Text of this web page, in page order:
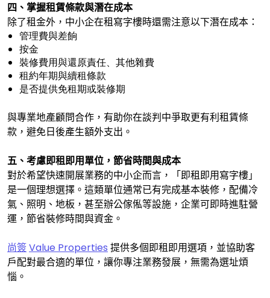
四、掌握租賃條款與潛在成本
除了租金外，中小企在租寫字樓時還需注意以下潛在成本：
管理費與差餉
按金
裝修費用與還原責任、其他雜費
租約年期與續租條款
是否提供免租期或裝修期
與專業地產顧問合作，有助你在談判中爭取更有利租賃條
款，避免日後產生額外支出。
五、考慮即租即用單位，節省時間與成本
對於希望快速開展業務的中小企而言，「即租即用寫字樓」
是一個理想選擇。這類單位通常已有完成基本裝修，配備冷
氣、照明、地板，甚至辦公傢俬等設施，企業可即時進駐營
運，節省裝修時間與資金。
尚簽Value Properties 提供多個即租即用選項，並協助客
戶配對最合適的單位，讓你專注業務發展，無需為選址煩
惱。